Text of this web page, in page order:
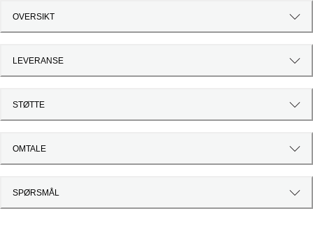
OVERSIKT
LEVERANSE
STØTTE
OMTALE
SPØRSMÅL